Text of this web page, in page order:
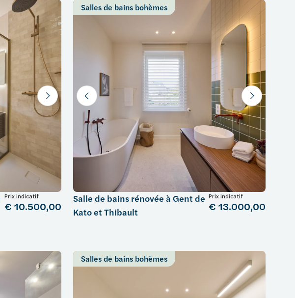
Prix indicatif
€ 10.500,00
Salles de bains bohèmes
Salle de bains rénovée à Gent de
Kato et Thibault
Prix indicatif
€ 13.000,00
Salles de bains bohèmes